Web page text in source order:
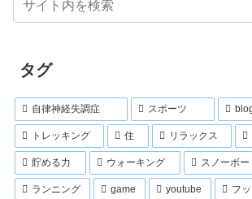
タグ
自律神経失調症 スポーツ
トレッキング 住 リラックス
貯める力 ウォーキング スノーボー
ランニング game youtube フ